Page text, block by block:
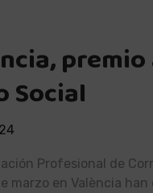
Social
Profesional de
marzo en València